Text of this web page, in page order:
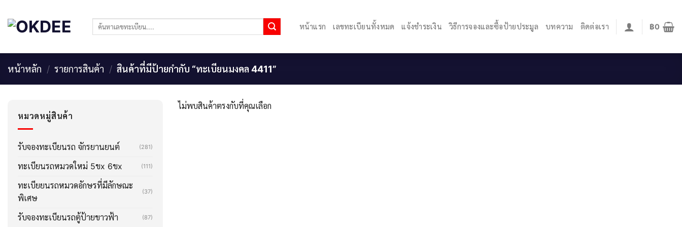
content
ค้นหา: หน้าแรก เลขทะเบียนทั้งหมด แจ้งชำระเงิน วิธีการจองและซื้อป้ายประมูล บทความ ติดต่อเรา ฿0
หน้าหลัก / รายการสินค้า / สินค้าที่มีป้ายกำกับ “ทะเบียนมงคล 4411”
หมวดหมู่สินค้า
รับจองทะเบียนรถ จักรยานยนต์ (281)
ทะเบียนรถหมวดใหม่ 5ขx 6ขx (111)
ทะเบียยนรถหมวดอักษรที่มีลักษณะ
พิเศษ
(37)
รับจองทะเบียนรถตู้ป้ายขาวฟ้า (87)
ไม่พบสินค้าตรงกับที่คุณเลือก